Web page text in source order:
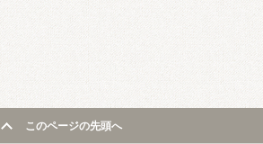
このページの先頭へ